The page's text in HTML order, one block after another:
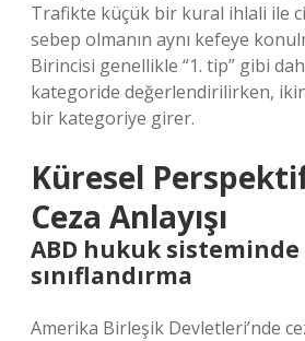
Trafikte küçük bir kural ihlali ile
sebep olmanın aynı kefeye
Birincisi genellikle “1. tip” gibi
kategoride değerlendirilirken,
bir kategoriye girer.
Küresel
Ceza Anlayışı
ABD hukuk sisteminde
sınıflandırma
Amerika Birleşik Devletleri’nde